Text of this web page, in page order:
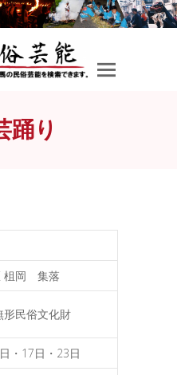
踊り
柤岡 集落
形民俗文化財
・17日・23日